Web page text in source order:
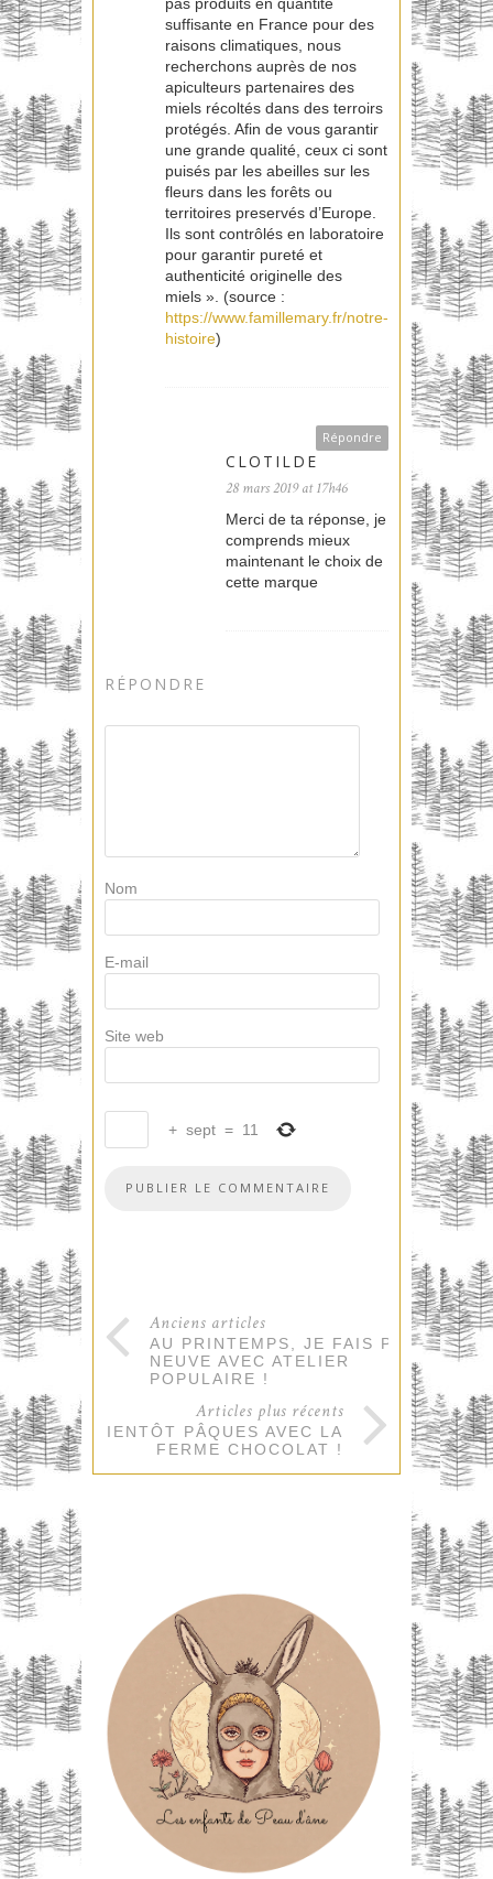
pas produits en quantité
suffisante en France pour des
raisons climatiques, nous
recherchons auprès de nos
apiculteurs partenaires des
miels récoltés dans des terroirs
protégés. Afin de vous garantir
une grande qualité, ceux ci sont
puisés par les abeilles sur les
fleurs dans les forêts ou
territoires preservés d’Europe.
Ils sont contrôlés en laboratoire
pour garantir pureté et
authenticité originelle des
miels ». (source :
https://www.famillemary.fr/notre-
histoire)
Répondre
CLOTILDE
28 mars 2019 at 17h46
Merci de ta réponse, je
comprends mieux
maintenant le choix de
cette marque
RÉPONDRE
Nom
E-mail
Site web
+ sept = 11
Anciens articles
AU PRINTEMPS, JE FAIS PEAU
NEUVE AVEC ATELIER
POPULAIRE !
Articles plus récents
BIENTÔT PÂQUES AVEC LA
FERME CHOCOLAT !